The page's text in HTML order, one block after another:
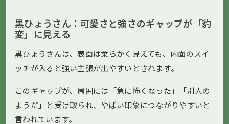
黒ひょうさん：可愛さと強さのギャップが「豹
変」に見える
黒ひょうさんは、表面は柔らかく見えても、内面のスイ
ッチが入ると強い主張が出やすいとされます。
このギャップが、周囲には「急に怖くなった」「別人の
ようだ」と受け取られ、やばい印象につながりやすいと
言われています。